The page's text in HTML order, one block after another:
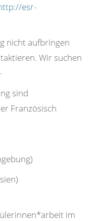
esr-
nicht aufbringen
Wir suchen
sind
Französisch
im